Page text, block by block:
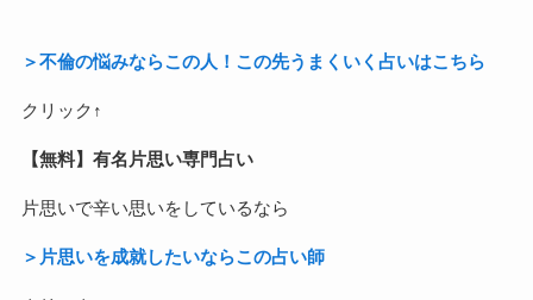
＞不倫の悩みならこの人！この先うまくいく占いはこちら
クリック↑
【無料】有名片思い専門占い
片思いで辛い思いをしているなら
＞片思いを成就したいならこの占い師